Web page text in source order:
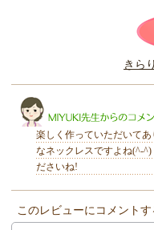
このレビューは参考になり
きら
MIYUKI先生からのコメン
楽しく作っていただいて
なネックレスですよね(^-
ださいね!
このレビューにコメントす